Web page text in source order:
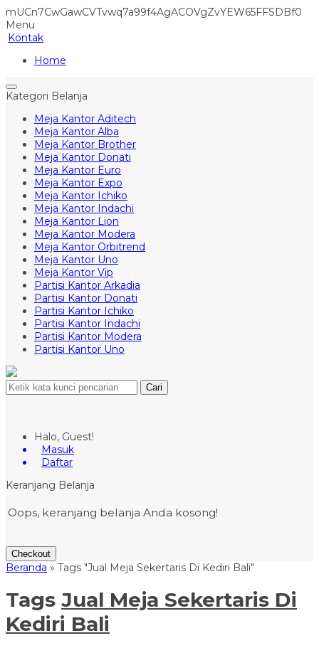
mUCn7CwGawCVTvwq7a99f4AgACOVgZvYEW65FFSDBf0
Menu
Kontak
Home
Kategori Belanja
Meja Kantor Aditech
Meja Kantor Alba
Meja Kantor Brother
Meja Kantor Donati
Meja Kantor Euro
Meja Kantor Expo
Meja Kantor Ichiko
Meja Kantor Indachi
Meja Kantor Lion
Meja Kantor Modera
Meja Kantor Orbitrend
Meja Kantor Uno
Meja Kantor Vip
Partisi Kantor Arkadia
Partisi Kantor Donati
Partisi Kantor Ichiko
Partisi Kantor Indachi
Partisi Kantor Modera
Partisi Kantor Uno
Cari
Halo, Guest!
Masuk
Daftar
Keranjang Belanja
Oops, keranjang belanja Anda kosong!
Checkout
Beranda » Tags "Jual Meja Sekertaris Di Kediri Bali"
Tags Jual Meja Sekertaris Di
Kediri Bali